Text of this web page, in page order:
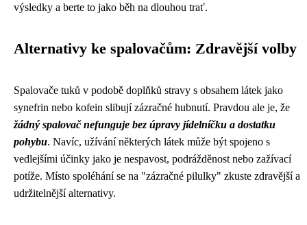
výsledky a berte to jako běh na dlouhou trať.
Alternativy ke spalovačům: Zdravější volby
Spalovače tuků v podobě doplňků stravy s obsahem látek jako
synefrin nebo kofein slibují zázračné hubnutí. Pravdou ale je, že
žádný spalovač nefunguje bez úpravy jídelníčku a dostatku
pohybu. Navíc, užívání některých látek může být spojeno s
vedlejšími účinky jako je nespavost, podrážděnost nebo zažívací
potíže. Místo spoléhání se na "zázračné pilulky" zkuste zdravější a
udržitelnější alternativy.